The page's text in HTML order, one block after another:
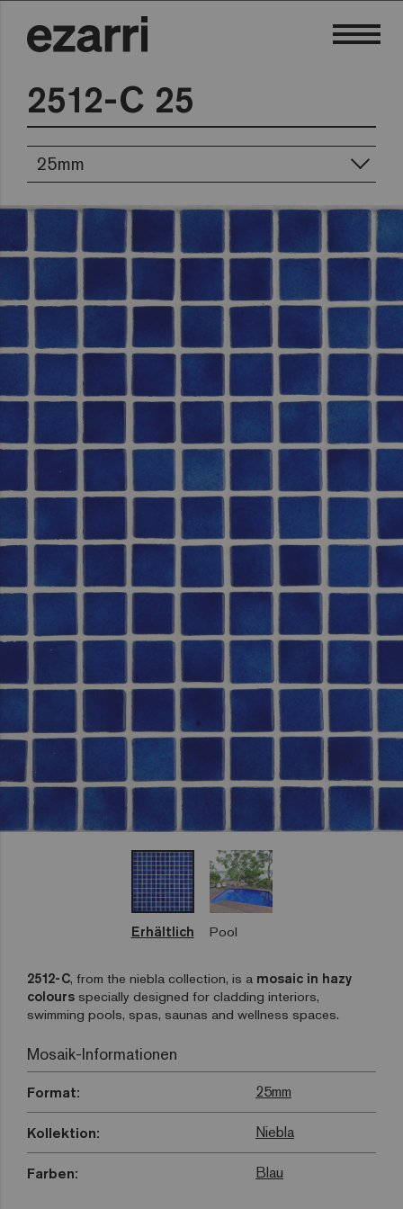
2512-C 25
25mm
Erhältlich Pool
2512-C, from the niebla collection, is a mosaic in hazy
colours specially designed for cladding interiors,
swimming pools, spas, saunas and wellness spaces.
Mosaik-Informationen
Format: 25mm
Kollektion: Niebla
Farben: Blau